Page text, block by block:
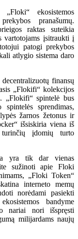
ekosistemos
pranašumų.
raktas suteikia
vartotojams įsitraukti į
patogi prekybos
atlygio sistema daro
finansų
„Flokifi“ kolekcijos
„Flokifi“ spintelė bus
sprendimas,
žarnos žetonus ir
išsiskiria viena iš
turinčių įdomių turto
yra tik dar vienas
sužinoti apie Floki
„Floki Token“
interneto memų
norėdami pasiekti
bandyme
nariai nori išspręsti
milijardams naujų